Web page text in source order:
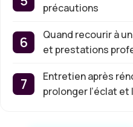
précautions
Quand recourir à
et prestations
Entretien après
prolonger l’éclat